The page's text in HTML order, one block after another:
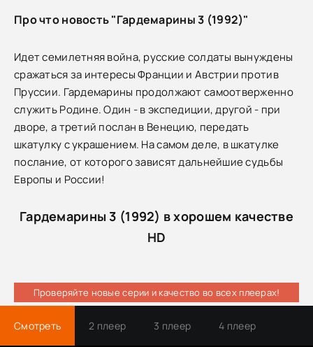
Про что новость "Гардемарины 3 (1992)"
Идет семилетняя война, русские солдаты вынуждены
сражаться за интересы Франции и Австрии против
Пруссии. Гардемарины продолжают самоотверженно
служить Родине. Один - в экспедиции, другой - при
дворе, а третий послан в Венецию, передать
шкатулку с украшением. На самом деле, в шкатулке
послание, от которого зависят дальнейшие судьбы
Европы и России!
Гардемарины 3 (1992) в хорошем качестве
HD
Проверяйте новые серии и качество во всех плеерах!
Смотреть 2 плеер 3 плеер 4 плеер